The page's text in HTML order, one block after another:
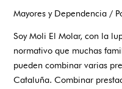
Mayores y Dependencia /
Soy Moli El Molar, con la
normativo que muchas
pueden combinar varias
Cataluña. Combinar
prestaciones
dependencia
Cataluña